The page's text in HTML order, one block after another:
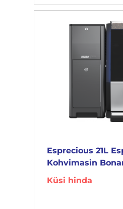
Esprecious 21L
Kohvimasin
Küsi hinda